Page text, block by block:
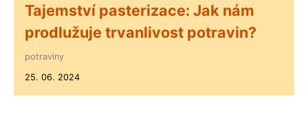
Tajemství pasterizace: Jak nám
prodlužuje trvanlivost potravin?
potraviny
25. 06. 2024